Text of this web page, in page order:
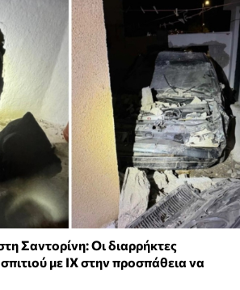
Σαντορίνη: Οι διαρρήκτες
με ΙΧ στην προσπάθεια να